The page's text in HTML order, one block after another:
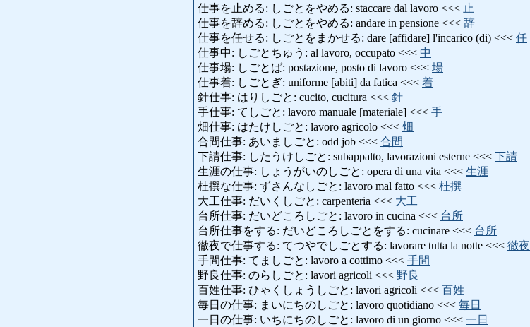
仕事を止める: しごとをやめる: staccare dal lavoro <<< 止
仕事を辞める: しごとをやめる: andare in pensione <<< 辞
仕事を任せる: しごとをまかせる: dare [affidare] l'incarico (di) <<< 任
仕事中: しごとちゅう: al lavoro, occupato <<< 中
仕事場: しごとば: postazione, posto di lavoro <<< 場
仕事着: しごとぎ: uniforme [abiti] da fatica <<< 着
針仕事: はりしごと: cucito, cucitura <<< 針
手仕事: てしごと: lavoro manuale [materiale] <<< 手
畑仕事: はたけしごと: lavoro agricolo <<< 畑
合間仕事: あいましごと: odd job <<< 合間
下請仕事: したうけしごと: subappalto, lavorazioni esterne <<< 下請
生涯の仕事: しょうがいのしごと: opera di una vita <<< 生涯
杜撰な仕事: ずさんなしごと: lavoro mal fatto <<< 杜撰
大工仕事: だいくしごと: carpenteria <<< 大工
台所仕事: だいどころしごと: lavoro in cucina <<< 台所
台所仕事をする: だいどころしごとをする: cucinare <<< 台所
徹夜で仕事する: てつやでしごとする: lavorare tutta la notte <<< 徹夜
手間仕事: てましごと: lavoro a cottimo <<< 手間
野良仕事: のらしごと: lavori agricoli <<< 野良
百姓仕事: ひゃくしょうしごと: lavori agricoli <<< 百姓
毎日の仕事: まいにちのしごと: lavoro quotidiano <<< 毎日
一日の仕事: いちにちのしごと: lavoro di un giorno <<< 一日